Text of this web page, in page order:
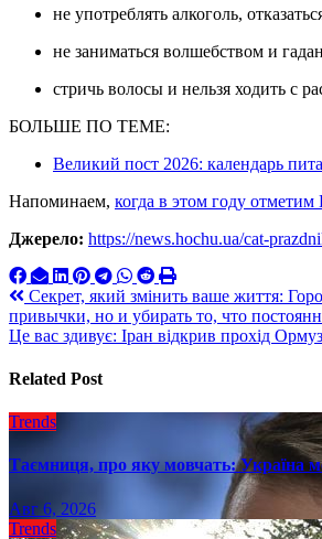
не употреблять алкоголь,
не заниматься волшебством и
стричь волосы и нельзя ходить с
БОЛЬШЕ ПО ТЕМЕ:
Великий пост 2026: календарь
Напоминаем, когда в этом году отметим
Джерело: https://news.hochu.ua/cat-
Навигация
по
Секрет, який змінить ваше життя:
привычки, но и убирать то, что
Це вас здивує: Іран відкрив прохід
Related Post
Trends
Таємниця, про яку мовчать: Україна
Авг 6, 2026
Trends